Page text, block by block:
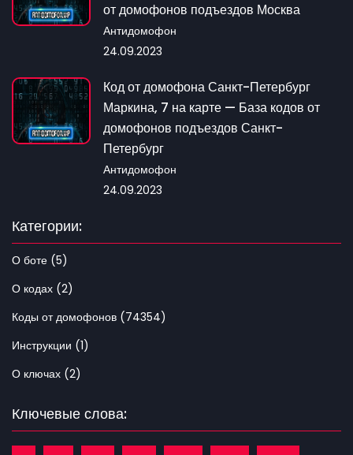
от домофонов подъездов Москва
Антидомофон
24.09.2023
Код от домофона Санкт-Петербург
Маркина, 7 на карте — База кодов от
домофонов подъездов Санкт-
Петербург
Антидомофон
24.09.2023
Категории:
О боте (5)
О кодах (2)
Коды от домофонов (74354)
Инструкции (1)
О ключах (2)
Ключевые слова: